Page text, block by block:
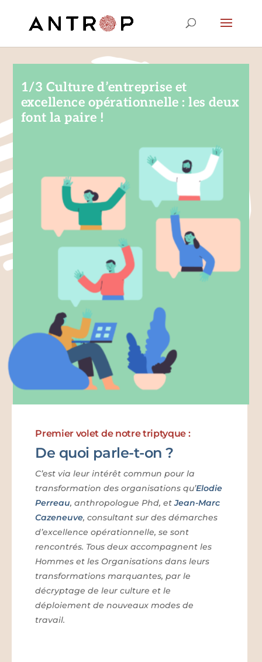
1/3 Culture d’entreprise et
excellence opérationnelle : les deux
font la paire !
Premier volet de notre triptyque :
De quoi parle-t-on ?
C’est via leur intérêt commun pour la
transformation des organisations qu’Elodie
Perreau, anthropologue Phd, et Jean-Marc
Cazeneuve, consultant sur des démarches
d’excellence opérationnelle, se sont
rencontrés. Tous deux accompagnent les
Hommes et les Organisations dans leurs
transformations marquantes, par le
décryptage de leur culture et le
déploiement de nouveaux modes de
travail.